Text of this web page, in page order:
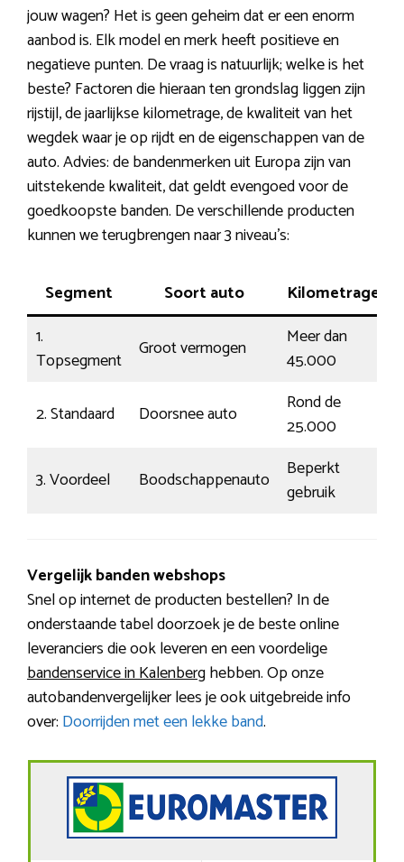
jouw wagen? Het is geen geheim dat er een enorm
aanbod is. Elk model en merk heeft positieve en
negatieve punten. De vraag is natuurlijk; welke is het
beste? Factoren die hieraan ten grondslag liggen zijn
rijstijl, de jaarlijkse kilometrage, de kwaliteit van het
wegdek waar je op rijdt en de eigenschappen van de
auto. Advies: de bandenmerken uit Europa zijn van
uitstekende kwaliteit, dat geldt evengoed voor de
goedkoopste banden. De verschillende producten
kunnen we terugbrengen naar 3 niveau’s:
Segment Soort auto
Kilometrage
1.
Topsegment
Groot vermogen
Meer dan
45.000
2. Standaard Doorsnee auto
Rond de
25.000
3. Voordeel Boodschappenauto
Beperkt
gebruik
Vergelijk banden webshops
Snel op internet de producten bestellen? In de
onderstaande tabel doorzoek je de beste online
leveranciers die ook leveren en een voordelige
bandenservice in Kalenberghebben. Op onze
autobandenvergelijker lees je ook uitgebreide info
over: Doorrijden met een lekke band.